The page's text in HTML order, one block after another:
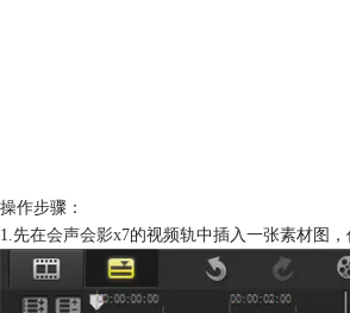
操作步骤：
1.先在会声会影x7的视频轨中插入一张素材图，